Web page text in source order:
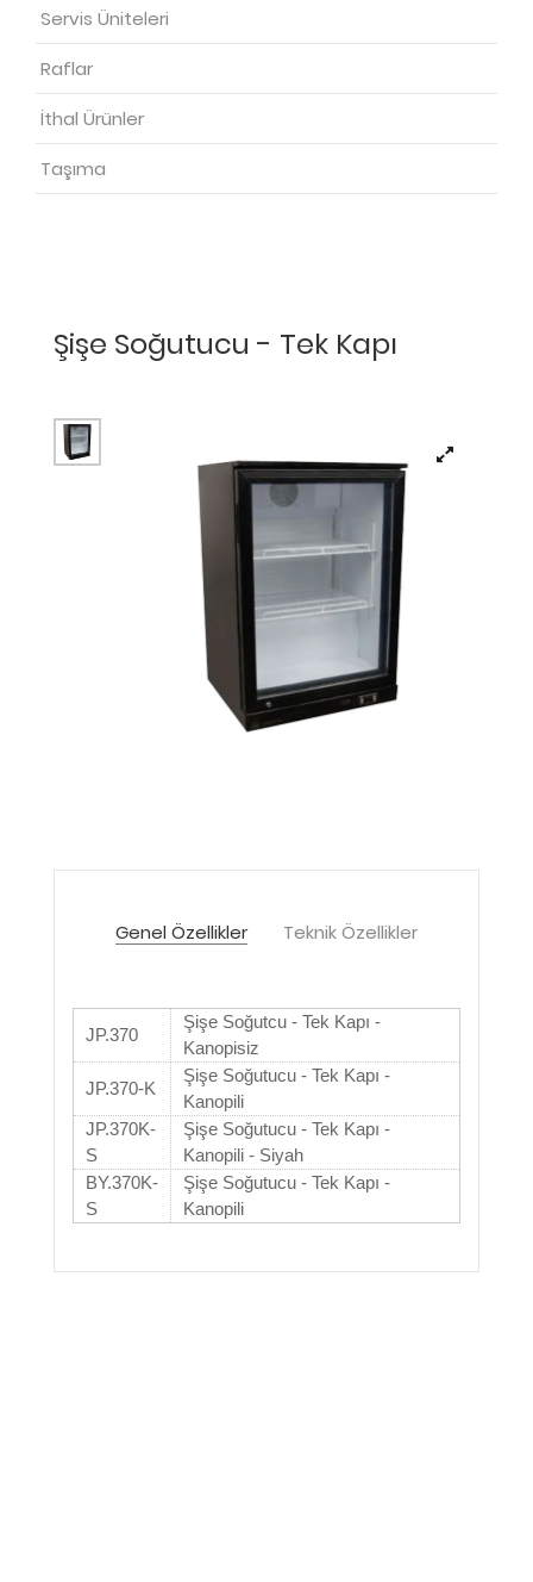
Servis Üniteleri
Raflar
İthal Ürünler
Taşıma
Şişe Soğutucu - Tek Kapı
Genel Özellikler Teknik Özellikler
JP.370
Şişe Soğutcu - Tek Kapı -
Kanopisiz
JP.370-K
Şişe Soğutucu - Tek Kapı -
Kanopili
JP.370K-
S
Şişe Soğutucu - Tek Kapı -
Kanopili - Siyah
BY.370K-
S
Şişe Soğutucu - Tek Kapı -
Kanopili